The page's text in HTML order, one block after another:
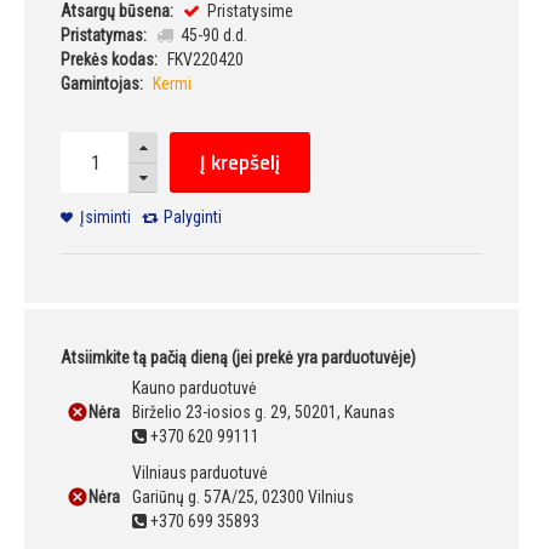
Atsargų būsena:
Pristatysime
Pristatymas:
45-90 d.d.
Prekės kodas:
FKV220420
Gamintojas:
Kermi
Į krepšelį
Įsiminti Palyginti
Atsiimkite tą pačią dieną (jei prekė yra parduotuvėje)
Nėra
Kauno parduotuvė
Birželio 23-iosios g. 29, 50201, Kaunas
+370 620 99111
Nėra
Vilniaus parduotuvė
Gariūnų g. 57A/25, 02300 Vilnius
+370 699 35893